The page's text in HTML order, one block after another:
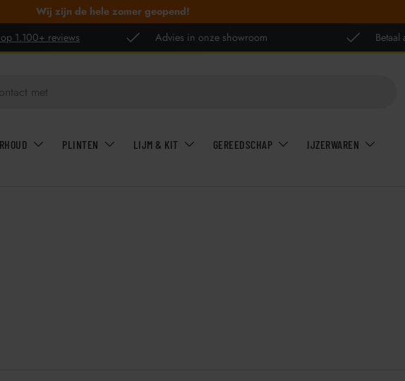
Wij zijn de hele zomer geopend!
1.100+ reviews Advies in onze showroom Betaal
PLINTEN LIJM & KIT GEREEDSCHAP IJZERWAREN